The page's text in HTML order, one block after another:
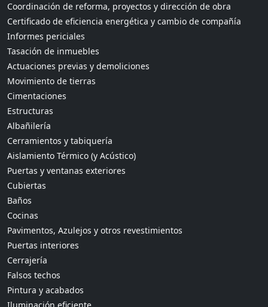
Coordinación de reforma, proyectos y dirección de obra
Certificado de eficiencia energética y cambio de compañía
Informes periciales
Tasación de inmuebles
Actuaciones previas y demoliciones
Movimiento de tierras
Cimentaciones
Estructuras
Albañilería
Cerramientos y tabiquería
Aislamiento Térmico (y Acústico)
Puertas y ventanas exteriores
Cubiertas
Baños
Cocinas
Pavimentos, Azulejos y otros revestimientos
Puertas interiores
Cerrajería
Falsos techos
Pintura y acabados